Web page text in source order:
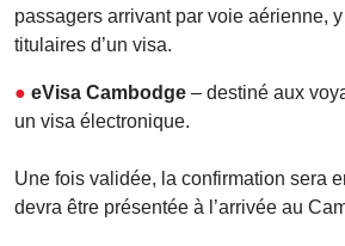
passagers arrivant par voie aérienne,
titulaires d’un visa.
● eVisa Cambodge – destiné aux
un visa électronique.
Une fois validée, la confirmation sera
devra être présentée à l’arrivée au